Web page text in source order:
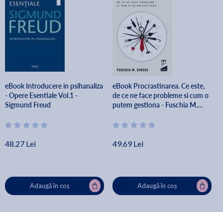
eBook Introducere in psihanaliza
- Opere Esentiale Vol.1 -
Sigmund Freud
48.27 Lei
Adaugă în coș
eBook Procrastinarea. Ce este,
de ce ne face probleme si cum o
putem gestiona - Fuschia M.
49.69 Lei
Adaugă în coș